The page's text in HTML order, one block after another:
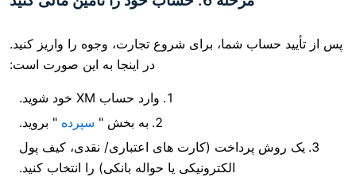
شما، برای شروع تجارت، وجوه را واریز کنید.
در اینجا به این صورت است:
سپرده " بروید.
(کارت های اعتباری/ نقدی، کیف پول
الکترونیکی یا حواله بانکی) را انتخاب کنید.